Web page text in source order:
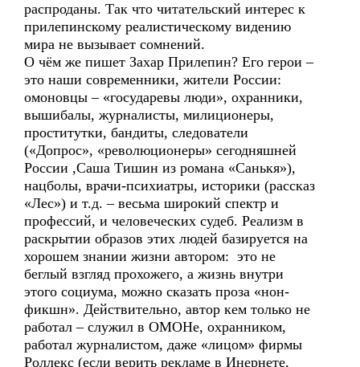
распроданы. Так что читательский интерес к
прилепинскому реалистическому видению
мира не вызывает сомнений.
О чём же пишет Захар Прилепин? Его герои –
это наши современники, жители России:
омоновцы – «государевы люди», охранники,
вышибалы, журналисты, милиционеры,
проститутки, бандиты, следователи
(«Допрос», «революционеры» сегодняшней
России ,Саша Тишин из романа «Санькя»),
нацболы, врачи-психиатры, историки (рассказ
«Лес») и т.д. – весьма широкий спектр и
профессий, и человеческих судеб. Реализм в
раскрытии образов этих людей базируется на
хорошем знании жизни автором: это не
беглый взгляд прохожего, а жизнь внутри
этого социума, можно сказать проза «нон-
фикшн». Действительно, автор кем только не
работал – служил в ОМОНе, охранником,
работал журналистом, даже «лицом» фирмы
Роллекс (если верить рекламе в Инернете,